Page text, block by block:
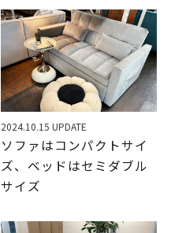
2024.10.15 UPDATE
ソファはコンパクトサイ
ズ、ベッドはセミダブル
サイズ